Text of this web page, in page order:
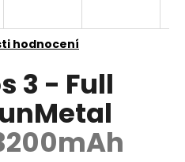
hodnocení
3 - Full